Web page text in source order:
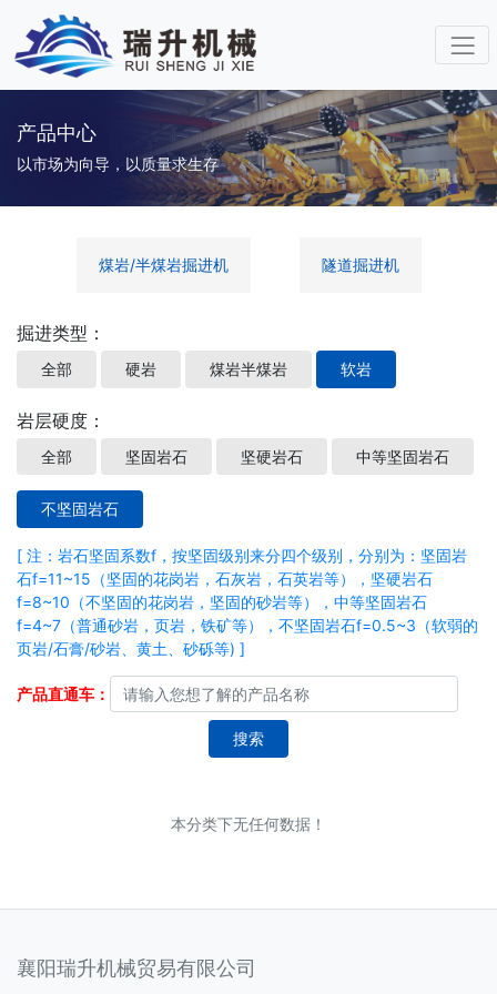
产品中心
以市场为向导，以质量求生存
煤岩/半煤岩掘进机 隧道掘进机
掘进类型：
全部 硬岩 煤岩半煤岩 软岩
岩层硬度：
全部 坚固岩石 坚硬岩石 中等坚固岩石
不坚固岩石
[ 注：岩石坚固系数f，按坚固级别来分四个级别，分别为：坚固岩
石f=11~15（坚固的花岗岩，石灰岩，石英岩等），坚硬岩石
f=8~10（不坚固的花岗岩，坚固的砂岩等），中等坚固岩石
f=4~7（普通砂岩，页岩，铁矿等），不坚固岩石f=0.5~3（软弱的
页岩/石膏/砂岩、黄土、砂砾等) ]
产品直通车：
搜索
本分类下无任何数据！
襄阳瑞升机械贸易有限公司